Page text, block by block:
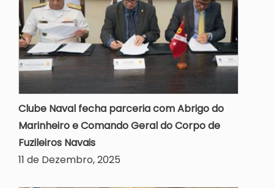
Clube Naval fecha parceria com Abrigo do
Marinheiro e Comando Geral do Corpo de
Fuzileiros Navais
11 de Dezembro, 2025